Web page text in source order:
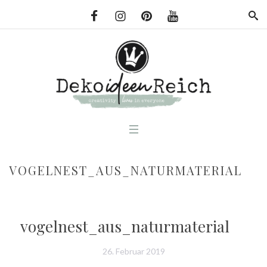
VOGELNEST_AUS_NATURMATERIAL
vogelnest_aus_naturmaterial
26. Februar 2019